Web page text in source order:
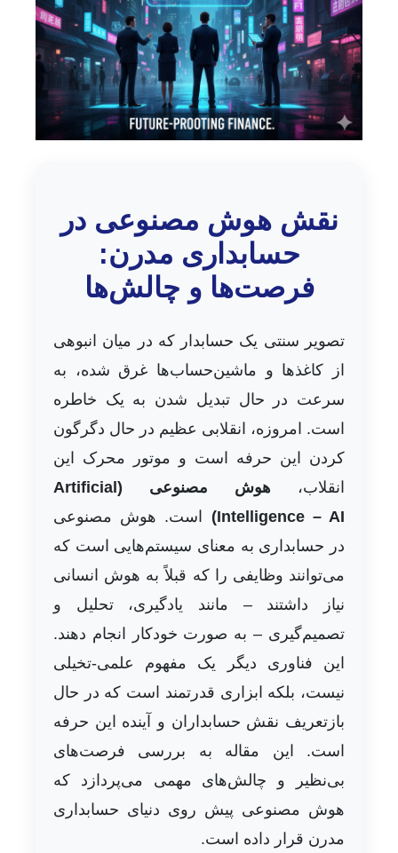
نقش هوش مصنوعی در
حسابداری مدرن:
فرصت‌ها و چالش‌ها
تصویر سنتی یک حسابدار که در میان انبوهی
از کاغذها و ماشین‌حساب‌ها غرق شده، به
سرعت در حال تبدیل شدن به یک خاطره
است. امروزه، انقلابی عظیم در حال دگرگون
کردن این حرفه است و موتور محرک این
انقلاب،
هوش مصنوعی (Artificial
Intelligence – AI)
است. هوش مصنوعی
در حسابداری به معنای سیستم‌هایی است که
می‌توانند وظایفی را که قبلاً به هوش انسانی
نیاز داشتند – مانند یادگیری، تحلیل و
تصمیم‌گیری – به صورت خودکار انجام دهند.
این فناوری دیگر یک مفهوم علمی-تخیلی
نیست، بلکه ابزاری قدرتمند است که در حال
بازتعریف نقش حسابداران و آینده این حرفه
است. این مقاله به بررسی فرصت‌های
بی‌نظیر و چالش‌های مهمی می‌پردازد که
هوش مصنوعی پیش روی دنیای حسابداری
مدرن قرار داده است.